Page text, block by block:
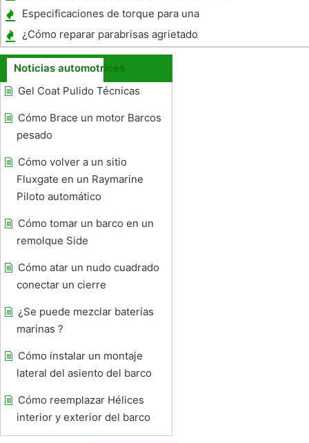
Especificaciones de torque para una
Yamaha Virago 2005
¿Cómo reparar parabrisas agrietado
Noticias automotrices
Gel Coat Pulido Técnicas
Cómo Brace un motor Barcos
pesado
Cómo volver a un sitio
Fluxgate en un Raymarine
Piloto automático
Cómo tomar un barco en un
remolque Side
Cómo atar un nudo cuadrado
conectar un cierre
¿Se puede mezclar baterías
marinas ?
Cómo instalar un montaje
lateral del asiento del barco
Cómo reemplazar Hélices
interior y exterior del barco